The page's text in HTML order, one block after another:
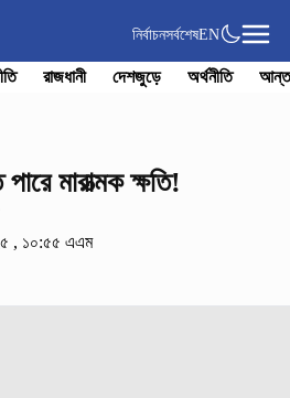
নির্বাচনসর্বশেষEN
রাজধানী দেশজুড়ে অর্থনীতি
মারাত্মক ক্ষতি!
, ১০:৫৫ এএম